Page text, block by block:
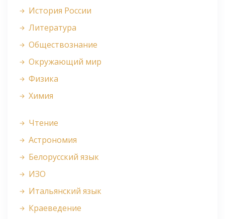
История России
Литература
Обществознание
Окружающий мир
Физика
Химия
Чтение
Астрономия
Белорусский язык
ИЗО
Итальянский язык
Краеведение